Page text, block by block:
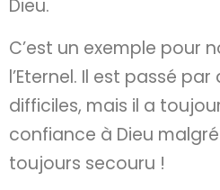
Dieu.
C’est un exemple pour
l’Eternel. Il est passé
difficiles, mais il a
confiance à Dieu
toujours secouru !